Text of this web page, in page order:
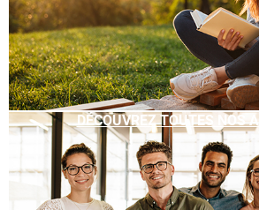
DÉCOUVREZ TOUTES NOS